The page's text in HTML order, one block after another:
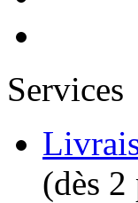
Services
(dès 2